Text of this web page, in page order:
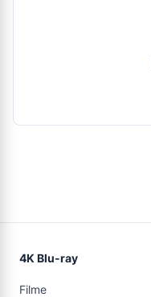
4K Blu-ray
Filme